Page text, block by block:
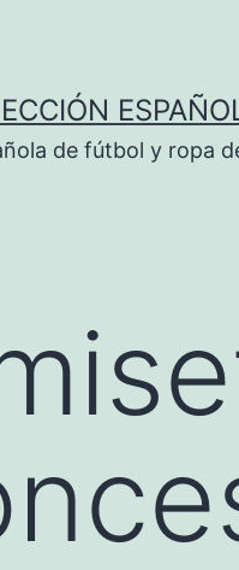
de fútbol y ropa